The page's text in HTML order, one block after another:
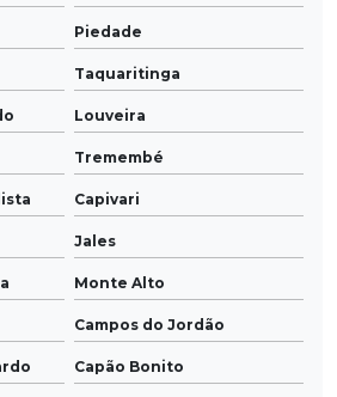
Piedade
Taquaritinga
Louveira
Tremembé
Capivari
Jales
Monte Alto
Campos do Jordão
Capão Bonito